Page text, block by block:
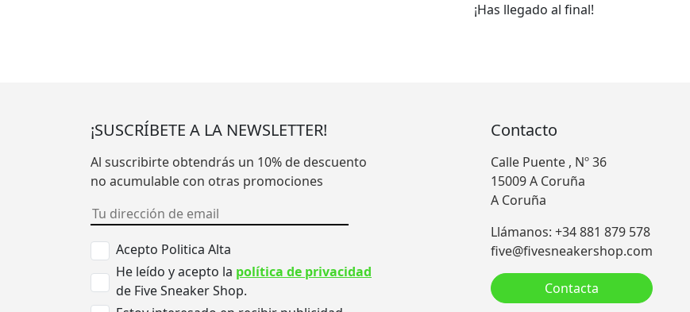
¡Has llegado al final!
¡SUSCRÍBETE A LA NEWSLETTER!
Al suscribirte obtendrás un 10% de descuento
no acumulable con otras promociones
Acepto Politica Alta
He leído y acepto la política de privacidad
de Five Sneaker Shop.
Contacto
Calle Puente , Nº 36
15009 A Coruña
A Coruña
Llámanos: +34 881 879 578
five@fivesneakershop.com
Contacta